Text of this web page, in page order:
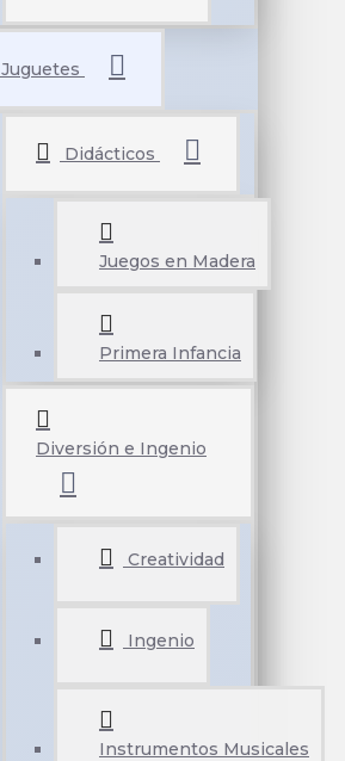
Juguetes
Didácticos
Juegos en Madera
Primera Infancia
Diversión e Ingenio
Creatividad
Ingenio
Instrumentos Musicales